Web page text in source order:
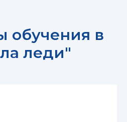
обучения в
леди"